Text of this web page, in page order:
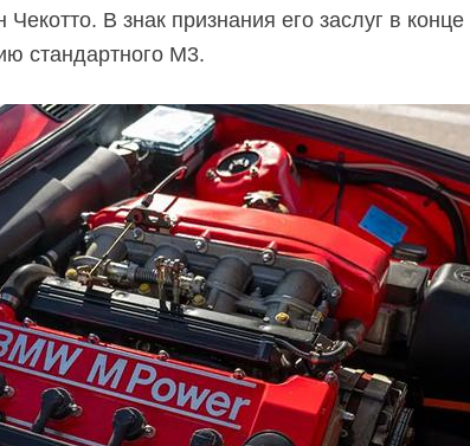
В знак признания его заслуг в конце
стандартного M3.